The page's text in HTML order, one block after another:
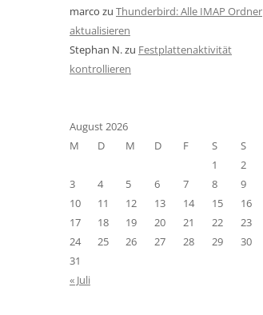
marco zu Thunderbird: Alle IMAP Ordner
aktualisieren
Stephan N.zu Festplattenaktivität
kontrollieren
August 2026
M
D M D F S
S
1
2
3
4 5 6 7 8
9
10
11 12 13 14 15
16
17
18 19 20 21 22
23
24
25 26 27 28 29
30
31
« Juli